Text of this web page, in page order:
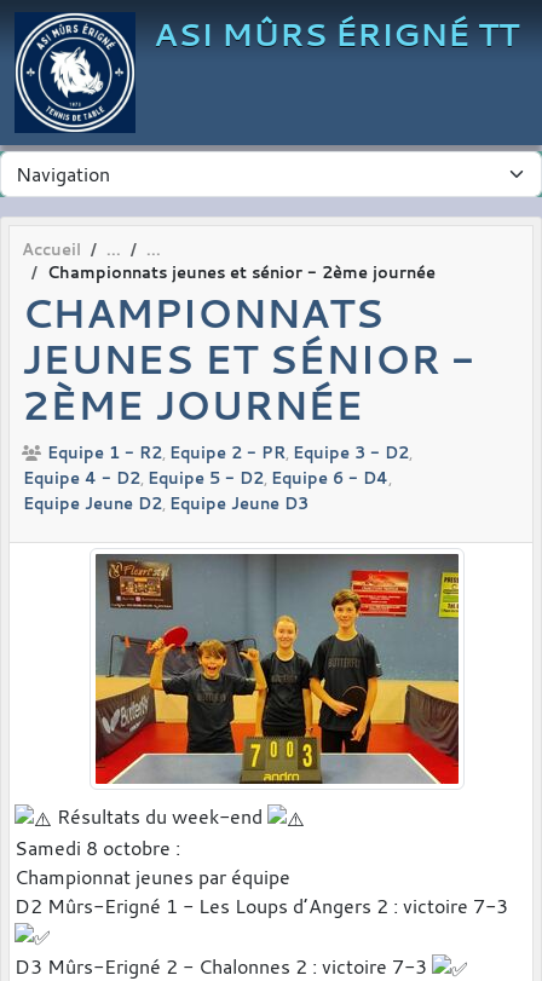
ASI MÛRS ÉRIGNÉ TT
Accueil
Championnats jeunes et sénior - 2ème journée
CHAMPIONNATS
JEUNES ET SÉNIOR -
2ÈME JOURNÉE
Equipe 1 - R2 Equipe 2 - PR Equipe 3 - D2
Equipe 4 - D2 Equipe 5 - D2 Equipe 6 - D4
Equipe Jeune D2 Equipe Jeune D3
Résultats du week-end
Samedi 8 octobre :
Championnat jeunes par équipe
D2 Mûrs-Erigné 1 - Les Loups d’Angers 2 : victoire 7-3
D3 Mûrs-Erigné 2 - Chalonnes 2 : victoire 7-3
Panneau de gestion des cookies